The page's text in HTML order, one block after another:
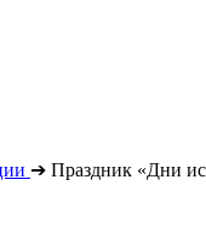
➔ Праздник «Дни